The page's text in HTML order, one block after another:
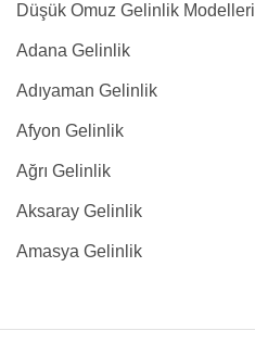
Düşük Omuz Gelinlik Modelleri
Adana Gelinlik
Adıyaman Gelinlik
Afyon Gelinlik
Ağrı Gelinlik
Aksaray Gelinlik
Amasya Gelinlik